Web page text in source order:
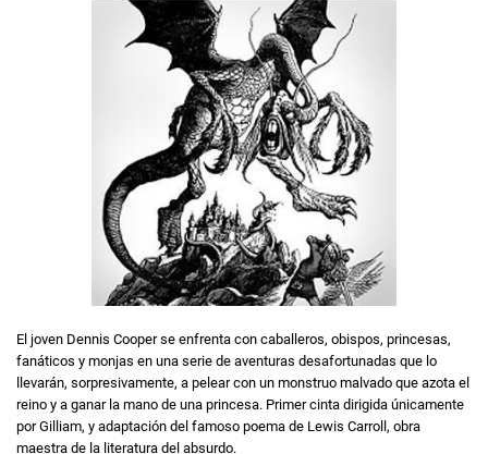
El joven Dennis Cooper se enfrenta con caballeros, obispos, princesas,
fanáticos y monjas en una serie de aventuras desafortunadas que lo
llevarán, sorpresivamente, a pelear con un monstruo malvado que azota el
reino y a ganar la mano de una princesa. Primer cinta dirigida únicamente
por Gilliam, y adaptación del famoso poema de Lewis Carroll, obra
maestra de la literatura del absurdo.